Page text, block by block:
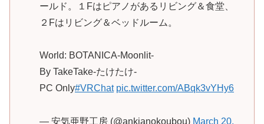
ールド。１Fはピアノがあるリビング＆食堂、
２Fはリビング＆ベッドルーム。
World: BOTANICA-Moonlit-
By TakeTake-たけたけ-
PC Only#VRChat pic.twitter.com/ABqk3vYHy6
— 安気亜野工房 (@ankianokoubou) March 20,